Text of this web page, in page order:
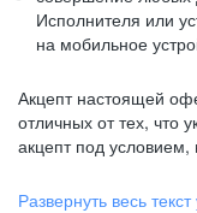
Исполнителя или
на мобильное
Акцепт настоящей
отличных от тех, что
акцепт под условием,
Развернуть весь